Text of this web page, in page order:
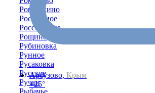
Арбузово, Крым
+25°
Ромашкино
Роскошное
Россошанка
Рощино
Рубиновка
Рунное
Русаковка
Русское
Ручьи
Рыбачье